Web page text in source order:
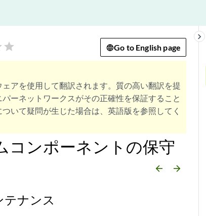
keyboard_arrow_right
star Go to English page
アを使用して翻訳されます。質の高い翻訳を提
ーネットワークスがその正確性を保証すること
いて疑問が生じた場合は、英語版を参照してく
コンポーネントの保守
arrow_backward arrow_forward
ナンス